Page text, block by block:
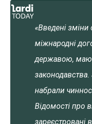
«Введені
міжнародні
державою,
набрали
Відомості про
зареєстровані